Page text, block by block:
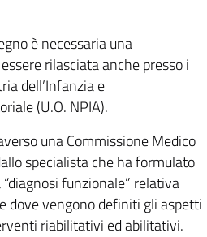
è necessaria una
rilasciata anche presso i
dell’Infanzia e
(U.O. NPIA).
una Commissione Medico
specialista che ha formulato
funzionale” relativa
dove vengono definiti gli aspetti
riabilitativi ed abilitativi.